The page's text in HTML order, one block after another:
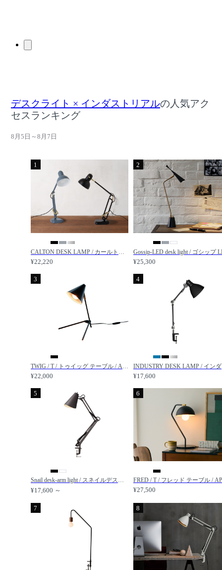
デスクライト × インダストリアルの人気アク
セスランキング
8月5日～8月7日
1
CALTON DESK LAMP / カールトン デスクランプ / HERMOSA / ハモサ
¥22,220
2
¥25,300
3
¥22,000
4
¥17,600
5
Snail desk-arm light / スネイルデスクアームライト / FLYMEe Factory / フライミーファクトリー
¥17,600 ～
6
¥27,500
7 8